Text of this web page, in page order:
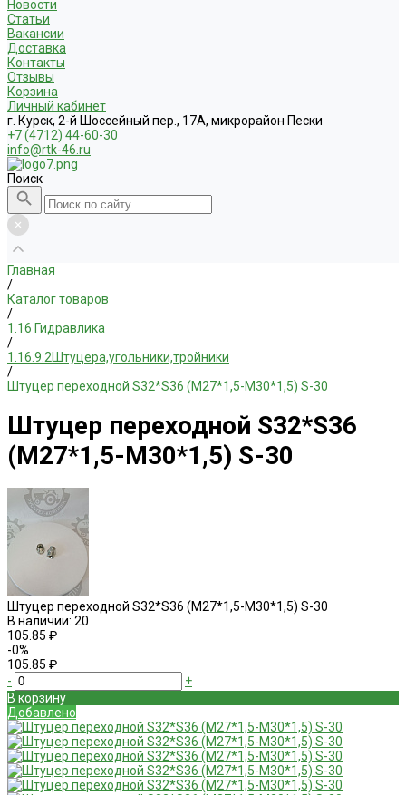
Новости
Статьи
Вакансии
Доставка
Контакты
Отзывы
Корзина
Личный кабинет
г. Курск, 2-й Шоссейный пер., 17А, микрорайон Пески
+7 (4712) 44-60-30
info@rtk-46.ru
Поиск
Главная
/
Каталог товаров
/
1.16 Гидравлика
/
1.16.9.2Штуцера,угольники,тройники
/
Штуцер переходной S32*S36 (М27*1,5-М30*1,5) S-30
Штуцер переходной S32*S36
(М27*1,5-М30*1,5) S-30
Штуцер переходной S32*S36 (М27*1,5-М30*1,5) S-30
В наличии: 20
105.85 ₽
-0%
105.85 ₽
-
+
В корзину
Добавлено